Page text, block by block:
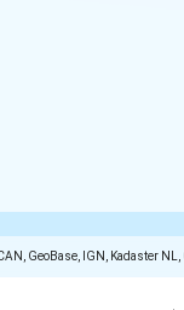
GeoBase, IGN,